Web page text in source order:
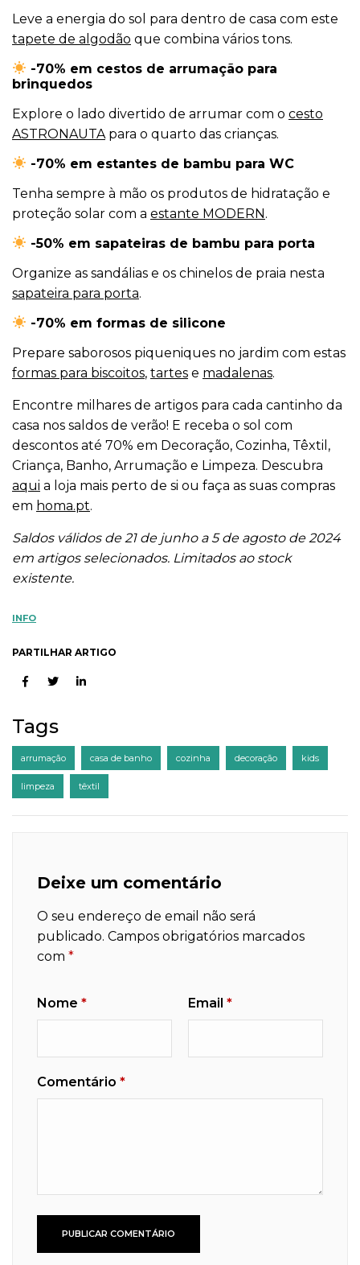
Leve a energia do sol para dentro de casa com este
tapete de algodão que combina vários tons.
-70% em cestos de arrumação para
brinquedos
Explore o lado divertido de arrumar com o cesto
ASTRONAUTA para o quarto das crianças.
-70% em estantes de bambu para WC
Tenha sempre à mão os produtos de hidratação e
proteção solar com a estante MODERN.
-50% em sapateiras de bambu para porta
Organize as sandálias e os chinelos de praia nesta
sapateira para porta.
-70% em formas de silicone
Prepare saborosos piqueniques no jardim com estas
formas para biscoitos, tartes e madalenas.
Encontre milhares de artigos para cada cantinho da
casa nos saldos de verão! E receba o sol com
descontos até 70% em Decoração, Cozinha, Têxtil,
Criança, Banho, Arrumação e Limpeza. Descubra
aqui a loja mais perto de si ou faça as suas compras
em homa.pt.
Saldos válidos de 21 de junho a 5 de agosto de 2024
em artigos selecionados. Limitados ao stock
existente.
INFO
PARTILHAR ARTIGO
Tags
arrumação casa de banho cozinha decoração kids
limpeza têxtil
Deixe um comentário
O seu endereço de email não será
publicado. Campos obrigatórios marcados
com *
Nome * Email *
Comentário *